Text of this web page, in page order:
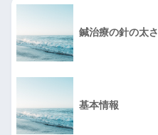
鍼治療の針の太さ
基本情報